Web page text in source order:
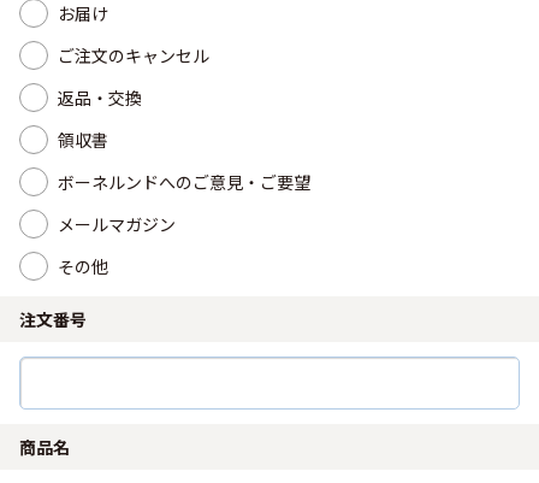
お届け
ご注文のキャンセル
返品・交換
領収書
ボーネルンドへのご意見・ご要望
メールマガジン
その他
注文番号
商品名